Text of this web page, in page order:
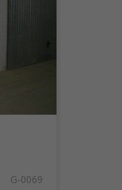
G-0069